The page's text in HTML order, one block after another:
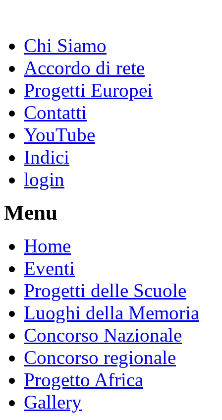
Chi Siamo
Accordo di rete
Progetti Europei
Contatti
YouTube
Indici
login
Menu
Home
Eventi
Progetti delle Scuole
Luoghi della Memoria
Concorso Nazionale
Concorso regionale
Progetto Africa
Gallery